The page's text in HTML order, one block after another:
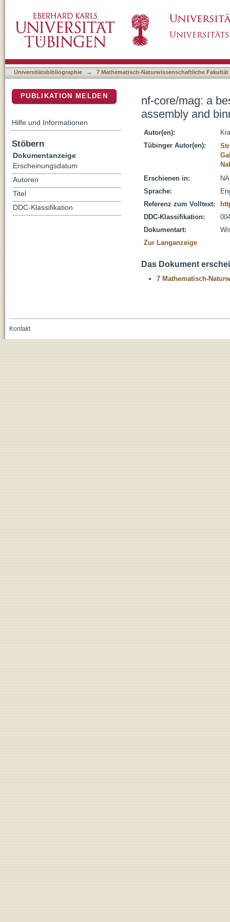
Universitätsbibliographie → 7 Mathematisch-Naturwissenschaftliche Fakultät
nf-core/mag: a
assembly and
Autor(en):
Tübinger Autor(en):
Erschienen in:
Sprache:
Referenz zum Volltext:
DDC-Klassifikation:
Dokumentart:
Zur Langanzeige
Das Dokument
7 Mathematisch-
PUBLIKATION MELDEN
Hilfe und Informationen
Stöbern
Dokumentanzeige
Erscheinungsdatum
Autoren
Titel
DDC-Klassifikation
Kontakt